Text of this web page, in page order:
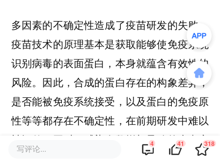
多因素的不确定性造成了疫苗研发的失败。
疫苗技术的原理基本是获取能够使免疫系统
识别病毒的表面蛋白，本身就蕴含有效性的
风险。因此，合成的蛋白存在的构象差异，
是否能被免疫系统接受，以及蛋白的免疫原
性等等都存在不确定性，在前期研发中难以
被评估。同时，感染人数增加导致的病毒变
异速度加快，会造成疫苗失效。
写评论... 4 41 318